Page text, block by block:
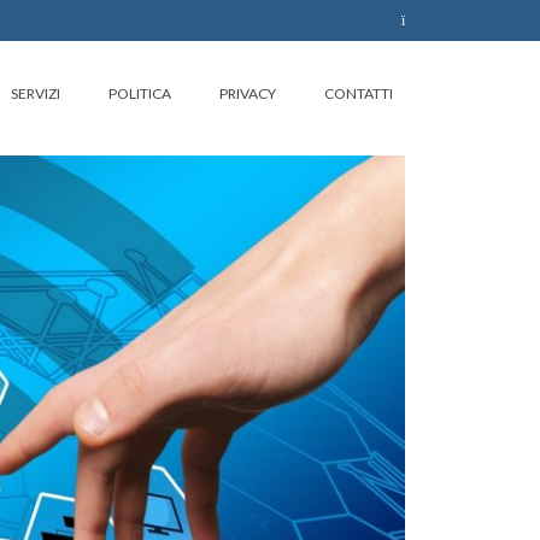
SERVIZI POLITICA PRIVACY CONTATTI